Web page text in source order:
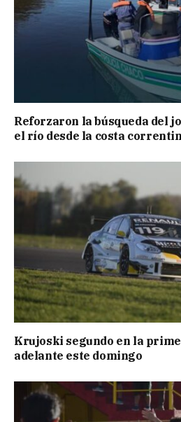
Reforzaron la búsqueda del
el río desde la costa
Krujoski segundo en la
adelante este domingo